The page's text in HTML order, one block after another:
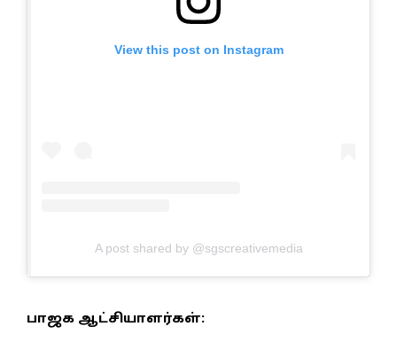
View this post on Instagram
A post shared by @sgscreativemedia
பாஜக ஆட்சியாளர்கள்: